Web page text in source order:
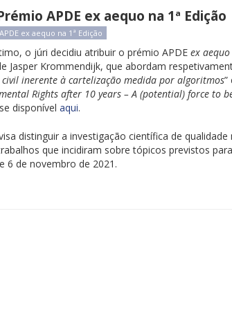
APDE ex aequo na 1ª Edição
ex aequo na 1ª Edição
o júri decidiu atribuir o prémio APDE ex aequo
Jasper Krommendijk, que abordam
inerente à cartelização medida por algoritmos”
Rights after 10 years – A (potential) force to
disponível aqui.
distinguir a investigação científica de
que incidiram sobre tópicos previstos
6 de novembro de 2021.